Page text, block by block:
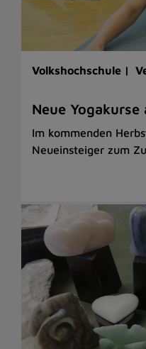
Volkshochschule |
Neue Yogakurse
Im kommenden
Neueinsteiger zum